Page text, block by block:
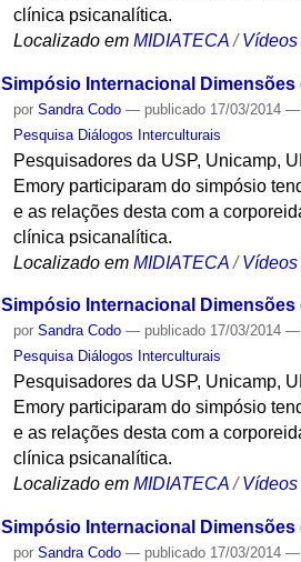
clínica psicanalítica.
Localizado em MIDIATECA /Vídeos
Simpósio Internacional
porSandra Codo — publicado 17/03/2014—
Pesquisa Diálogos Interculturais
Pesquisadores da USP, Unicamp,
Emory participaram do simpósio
e as relações desta com a
clínica psicanalítica.
Localizado em MIDIATECA /Vídeos
Simpósio Internacional
porSandra Codo — publicado 17/03/2014—
Pesquisa Diálogos Interculturais
Pesquisadores da USP, Unicamp,
Emory participaram do simpósio
e as relações desta com a
clínica psicanalítica.
Localizado em MIDIATECA /Vídeos
Simpósio Internacional
porSandra Codo — publicado 17/03/2014—